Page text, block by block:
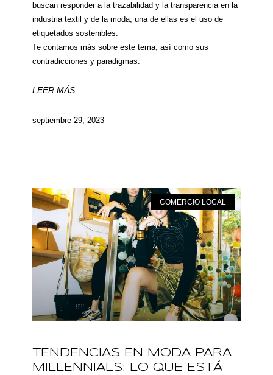
buscan responder a la trazabilidad y la transparencia en la
industria textil y de la moda, una de ellas es el uso de
etiquetados sostenibles.
Te contamos más sobre este tema, así como sus
contradicciones y paradigmas.
LEER MÁS
septiembre 29, 2023
COMERCIO LOCAL
TENDENCIAS EN MODA PARA
MILLENNIALS: LO QUE ESTÁ